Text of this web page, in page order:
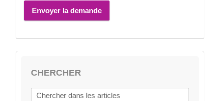
Envoyer la demande
CHERCHER